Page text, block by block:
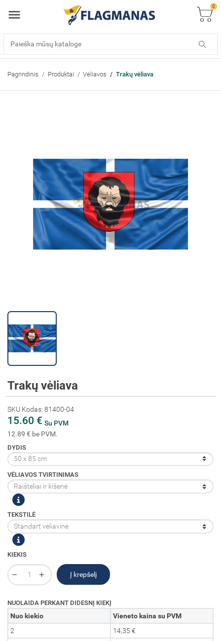
0
Pagrindinis Produktai Vėliavos Trakų vėliava
Trakų vėliava
SKU Kodas: 81400-04
15.60 € Su PVM
12.89 € be PVM.
DYDIS
VĖLIAVOS TVIRTINIMAS
TEKSTILĖ
KIEKIS
Į krepšelį
NUOLAIDA PERKANT DIDESNĮ KIEKĮ
Nuo kiekio
Vieneto kaina su PVM
2
14,35 €